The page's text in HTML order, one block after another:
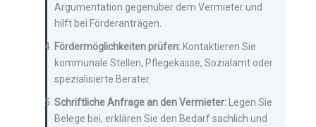
Argumentation gegenüber dem Vermieter und
hilft bei Förderanträgen.
Fördermöglichkeiten prüfen: Kontaktieren Sie
kommunale Stellen, Pflegekasse, Sozialamt oder
spezialisierte Berater.
Schriftliche Anfrage an den Vermieter: Legen Sie
Belege bei, erklären Sie den Bedarf sachlich und